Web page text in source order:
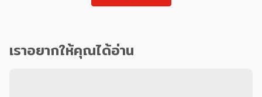
เราอยากให้คุณได้อ่าน